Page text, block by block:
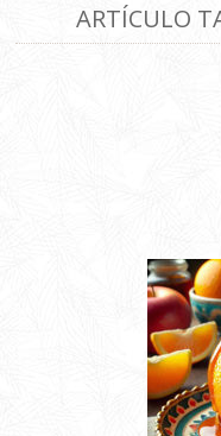
ARTÍCULO